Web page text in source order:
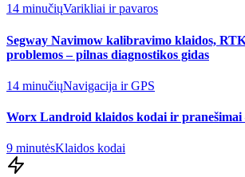
14 minučiųVarikliai ir pavaros
Segway Navimow kalibravimo klaidos,
problemos – pilnas diagnostikos gidas
14 minučiųNavigacija ir GPS
Worx Landroid klaidos kodai ir pranešimai
9 minutėsKlaidos kodai